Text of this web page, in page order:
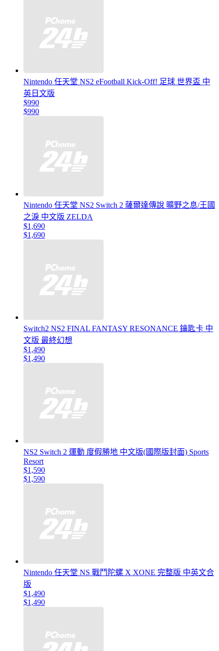
Nintendo 任天堂 NS2 eFootball Kick-Off! 足球 世界盃 中
英日文版
$990
$990
Nintendo 任天堂 NS2 Switch 2 薩爾達傳說 曠野之息/王國
之淚 中文版 ZELDA
$1,690
$1,690
Switch2 NS2 FINAL FANTASY RESONANCE 鑰匙卡 中
文版 最終幻想
$1,490
$1,490
NS2 Switch 2 運動 度假勝地 中文版(國際版封面) Sports
Resort
$1,590
$1,590
Nintendo 任天堂 NS 戰鬥陀螺 X XONE 完整版 中英文合
版
$1,490
$1,490